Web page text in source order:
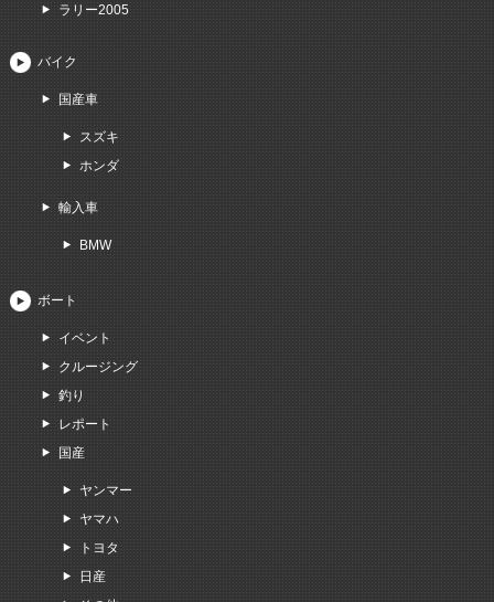
ラリー2005
バイク
国産車
スズキ
ホンダ
輸入車
BMW
ボート
イベント
クルージング
釣り
レポート
国産
ヤンマー
ヤマハ
トヨタ
日産